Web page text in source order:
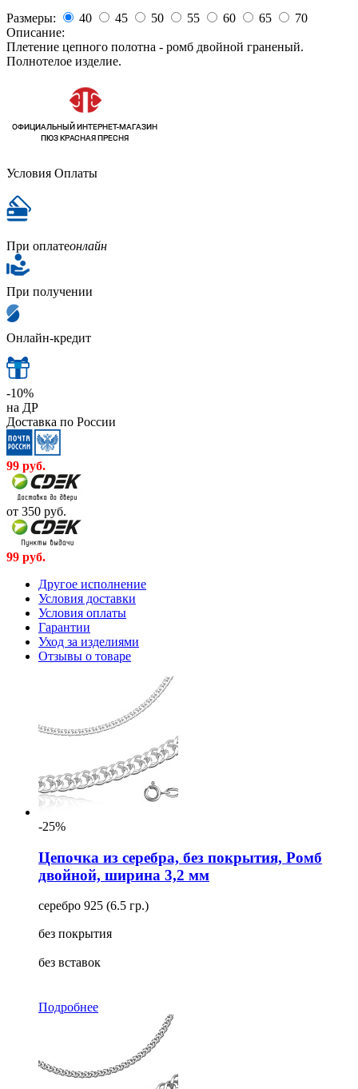
Размеры:
40 45 50 55 60 65
70
Описание:
Плетение цепного полотна - ромб двойной граненый.
Полнотелое изделие.
Условия Оплаты
При оплатеонлайн
При получении
Онлайн-кредит
-10%
на ДР
Доставка по России
99 руб.
от 350 руб.
99 руб.
Другое исполнение
Условия доставки
Условия оплаты
Гарантии
Уход за изделиями
Отзывы о товаре
-25%
Цепочка из серебра, без покрытия, Ромб
двойной, ширина 3,2 мм
серебро 925 (6.5 гр.)
без покрытия
без вставок
Подробнее